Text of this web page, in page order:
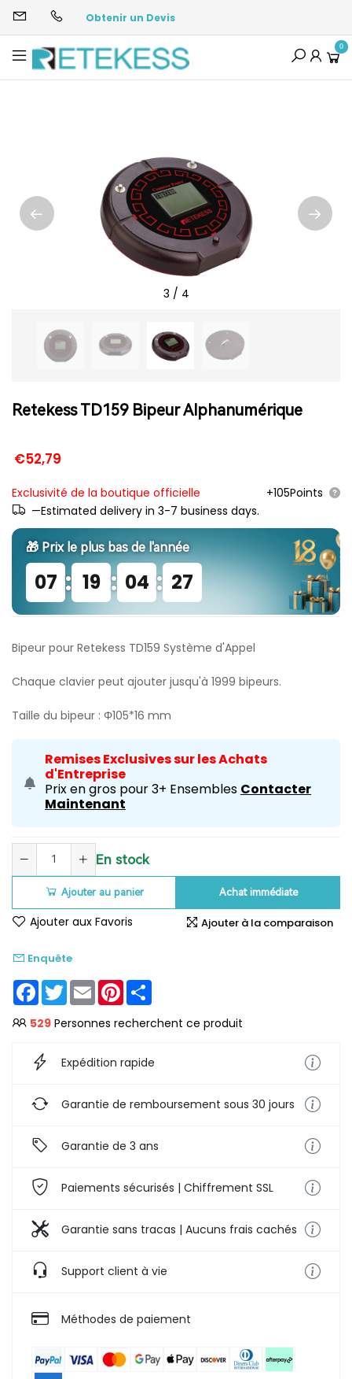
Obtenir un Devis
0
3 / 4
Retekess TD159 Bipeur Alphanumérique
€52,79
Exclusivité de la boutique officielle
+105Points
—Estimated delivery in 3-7 business days.
🎁 Prix ​​le plus bas de l'année
07 : 19 : 04 : 27
Bipeur pour Retekess TD159 Système d'Appel
Chaque clavier peut ajouter jusqu'à 1999 bipeurs.
Taille du bipeur : Φ105*16 mm
Remises Exclusives sur les Achats
d'Entreprise
Prix en gros pour 3+ Ensembles Contacter
Maintenant
En stock
Ajouter au panier Achat immédiate
Ajouter aux Favoris Ajouter à la comparaison
Enquête
Facebook
TwitterEmail Pinterest
529 Personnes recherchent ce produit
Expédition rapide
Garantie de remboursement sous 30 jours
Garantie de 3 ans
Paiements sécurisés | Chiffrement SSL
Garantie sans tracas | Aucuns frais cachés
Support client à vie
Méthodes de paiement